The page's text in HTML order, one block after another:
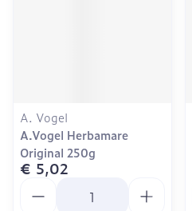
A. Vogel
A.Vogel Herbamare
Original 250g
€ 5,02